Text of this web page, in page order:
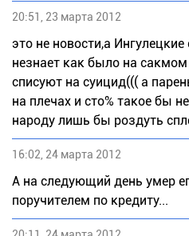
20:51, 23 марта 2012
это не новости,а
незнает как было на
списуют на суицид((( а
на плечах и сто% такое бы
народу лишь бы роздуть
16:02, 24 марта 2012
А на следующий день умер
поручителем по кредиту...